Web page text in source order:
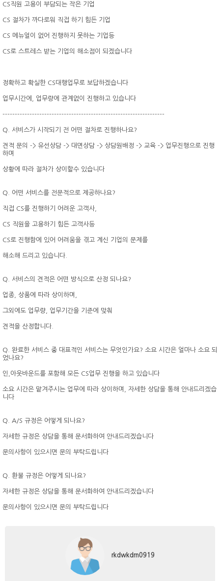
CS직원 고용이 부담되는 작은 기업
CS 절차가 까다로워 직접 하기 힘든 기업
CS 메뉴얼이 없어 진행하지 못하는 기업등
CS로 스트레스 받는 기업의 해소점이 되겠습니다
정확하고 확실한 CS대행업무로 보답하겠습니다
업무시간에, 업무량에 관계없이 진행하고 있습니다
------------------------------------------------------------------
Q. 서비스가 시작되기 전 어떤 절차로 진행하나요?
견적 문의 -> 유선상담 -> 대면상담 -> 상담원배정 -> 교육 -> 업무진행으로 진행
하며
상황에 따라 절차가 상이할수 있습니다
Q. 어떤 서비스를 전문적으로 제공하나요?
직접 CS를 진행하기 어려운 고객사,
CS 직원을 고용하기 힘든 고객사등
CS로 진행함에 있어 어려움을 겪고 계신 기업의 문제를
해소해 드리고 있습니다.
Q. 서비스의 견적은 어떤 방식으로 산정 되나요?
업종, 상품에 따라 상이하며,
그외에도 업무량, 업무기간을 기준에 맞춰
견적을 산정합니다.
Q. 완료한 서비스 중 대표적인 서비스는 무엇인가요? 소요 시간은 얼마나 소요 되
었나요?
인,아웃바운드를 포함해 모든 CS업무 진행을 하고 있습니다
소요 시간은 맡겨주시는 업무에 따라 상이하며, 자세한 상담을 통해 안내드리겠습
니다
Q. A/S 규정은 어떻게 되나요?
자세한 규정은 상담을 통해 문서화하여 안내드리겠습니다
문의사항이 있으시면 문의 부탁드립니다
Q. 환불 규정은 어떻게 되나요?
자세한 규정은 상담을 통해 문서화하여 안내드리겠습니다
문의사항이 있으시면 문의 부탁드립니다
rkdwkdrn0919